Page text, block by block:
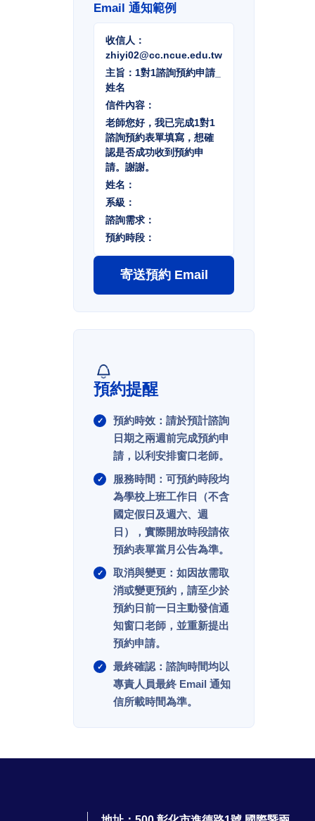
Email 通知範例
收信人：
zhiyi02@cc.ncue.edu.tw
主旨：1對1諮詢預約申請_
姓名
信件內容：
老師您好，我已完成1對1
諮詢預約表單填寫，想確
認是否成功收到預約申
請。謝謝。
姓名：
系級：
諮詢需求：
預約時段：
寄送預約 Email
預約提醒
預約時效：請於預計諮詢
日期之兩週前完成預約申
請，以利安排窗口老師。
服務時間：可預約時段均
為學校上班工作日（不含
國定假日及週六、週
日），實際開放時段請依
預約表單當月公告為準。
取消與變更：如因故需取
消或變更預約，請至少於
預約日前一日主動發信通
知窗口老師，並重新提出
預約申請。
最終確認：諮詢時間均以
專責人員最終 Email 通知
信所載時間為準。